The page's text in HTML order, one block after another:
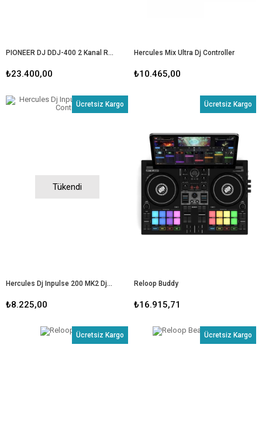
PIONEER DJ DDJ-400 2 Kanal Rekordbox Dj Controller
₺23.400,00
Hercules Mix Ultra Dj Controller
₺10.465,00
Tükendi
Hercules Dj Inpulse 200 MK2 Dj Controller
₺8.225,00
Ücretsiz Kargo
Reloop Buddy
₺16.915,71
Ücretsiz Kargo
Ücretsiz Kargo Ücretsiz Kargo